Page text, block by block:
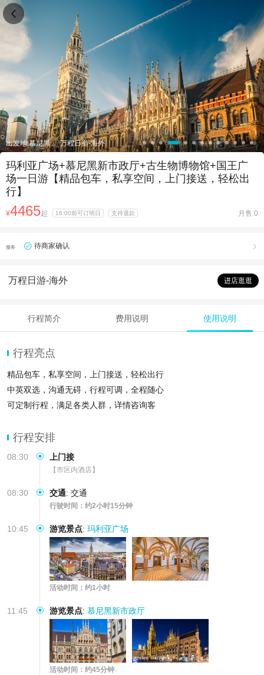
出发地:慕尼黑 万程日游-海外
玛利亚广场+慕尼黑新市政厅+古生物博物馆+国王广
场一日游【精品包车，私享空间，上门接送，轻松出
行】
¥4465起 16:00前可订明日 支持退款 月售:0
服务 待商家确认 
万程日游-海外 进店逛逛
行程简介 费用说明 使用说明
行程亮点
精品包车，私享空间，上门接送，轻松出行
中英双选，沟通无碍，行程可调，全程随心
可定制行程，满足各类人群，详情咨询客
行程安排
08:30 上门接
【市区内酒店】
08:30 交通: 交通
行驶时间：约2小时15分钟
10:45 游览景点: 玛利亚广场
活动时间：约1小时
11:45 游览景点: 慕尼黑新市政厅
活动时间：约45分钟
